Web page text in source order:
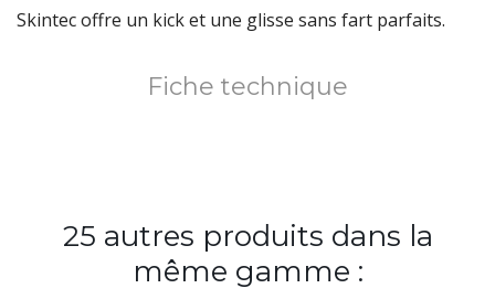
Skintec offre un kick et une glisse sans fart parfaits.
Fiche technique
25 autres produits dans la
même gamme :